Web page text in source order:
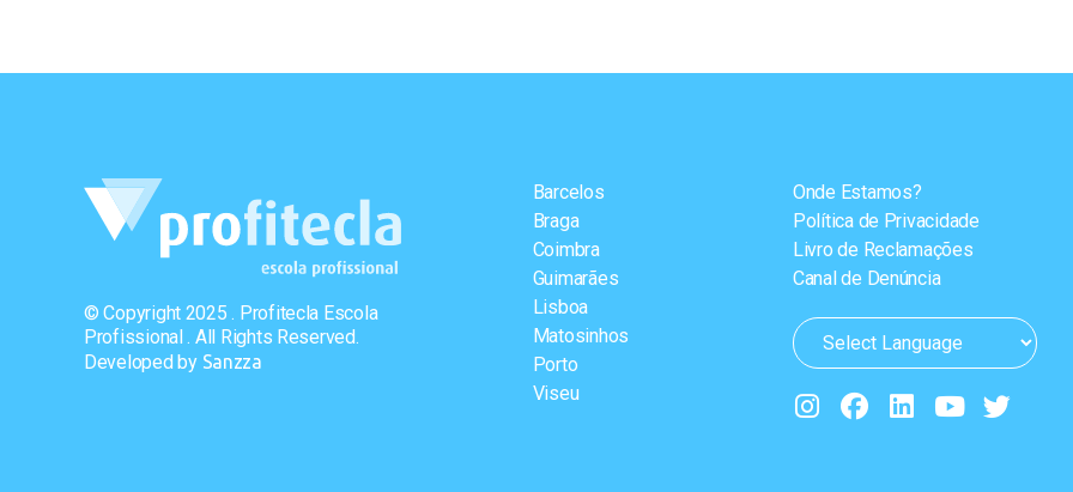
© Copyright 2025 . Profitecla Escola
Profissional . All Rights Reserved.
Developed by Sanzza
Barcelos
Braga
Coimbra
Guimarães
Lisboa
Matosinhos
Porto
Viseu
Onde Estamos?
Política de Privacidade
Livro de Reclamações
Canal de Denúncia